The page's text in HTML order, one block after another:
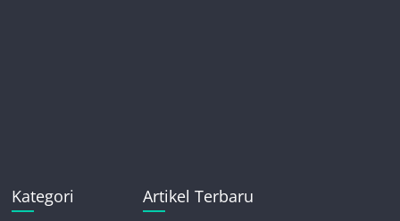
Kategori Artikel Terbaru